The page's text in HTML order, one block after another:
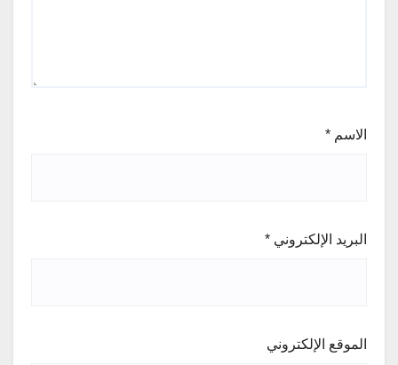
الاسم *
البريد الإلكتروني *
الموقع الإلكتروني